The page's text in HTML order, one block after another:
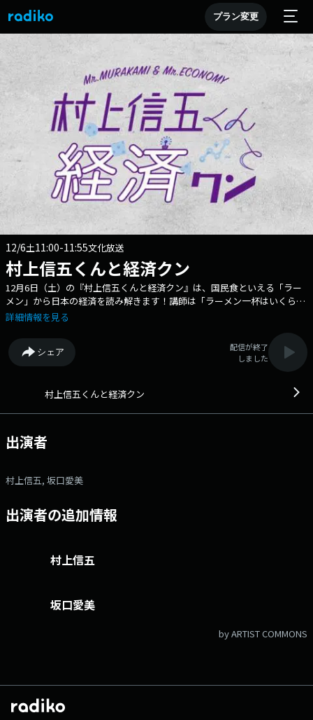
プラン変更
12/6土11:00-11:55文化放送
村上信五くんと経済クン
12月6日（土）の『村上信五くんと経済クン』は、国民食といえる「ラー
メン」から日本の経済を読み解きます！講師は「ラーメン一杯はいくらが
正解なのか？」の著者である、全国47都道府県のラーメンを食べ歩くラー
https://form.run/@murakami X（旧Twitter）ページは
「https://twitter.com/murakamikeizai」 村上信五がゲストの方
による講義で 「経済」「お金」「イノベーション」について学んでいく
皆さんに提供できるよう頑張ります。 105-8002 文化放送「村上信五
化放送」 文化放送公式facebookページは
「https://www.facebook.com/1134joqr」 文化放送公式LINEは
詳細情報を見る
シェア
配信が終了
しました
村上信五くんと経済クン
出演者
村上信五, 坂口愛美
出演者の追加情報
村上信五
坂口愛美
by ARTIST COMMONS